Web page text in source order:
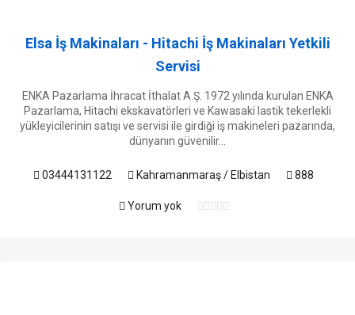
Elsa İş Makinaları - Hitachi İş Makinaları Yetkili
Servisi
ENKA Pazarlama İhracat İthalat A.Ş. 1972 yılında kurulan ENKA
Pazarlama, Hitachi ekskavatörleri ve Kawasaki lastik tekerlekli
yükleyicilerinin satışı ve servisi ile girdiği iş makineleri pazarında,
dünyanın güvenilir...
03444131122 Kahramanmaraş / Elbistan 888
Yorum yok